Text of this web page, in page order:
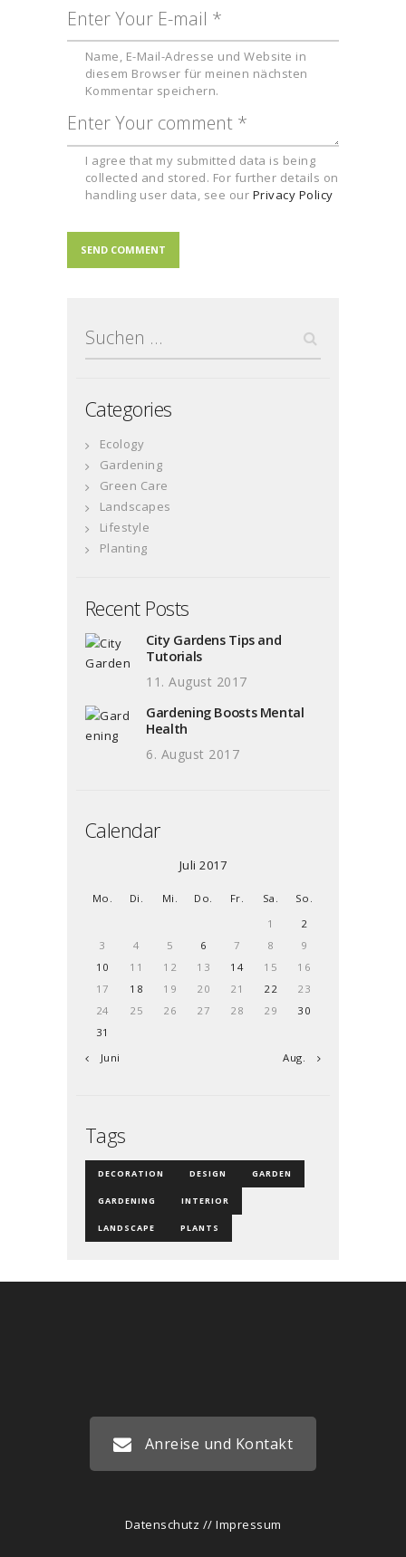
Name, E-Mail-Adresse und Website in
diesem Browser für meinen nächsten
Kommentar speichern.
I agree that my submitted data is being
collected and stored. For further details on
handling user data, see our Privacy Policy
nach:
Categories
Ecology
Gardening
Green Care
Landscapes
Lifestyle
Planting
Recent Posts
City Gardens Tips and
Tutorials
11. August 2017
Gardening Boosts Mental
Health
6. August 2017
Calendar
Juli 2017
Mo. Di. Mi. Do. Fr. Sa.
So.
1
2
3
4 5 6 7 8
9
10
11 12 13 14 15
16
17
18 19 20 21 22
23
24
25 26 27 28 29
30
31
« Juni
Aug. »
Tags
DECORATION DESIGN GARDEN
GARDENING INTERIOR
LANDSCAPE PLANTS
Anreise und Kontakt
Datenschutz // Impressum